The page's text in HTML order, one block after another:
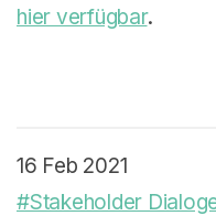
hier verfügbar.
16 Feb 2021
#Stakeholder